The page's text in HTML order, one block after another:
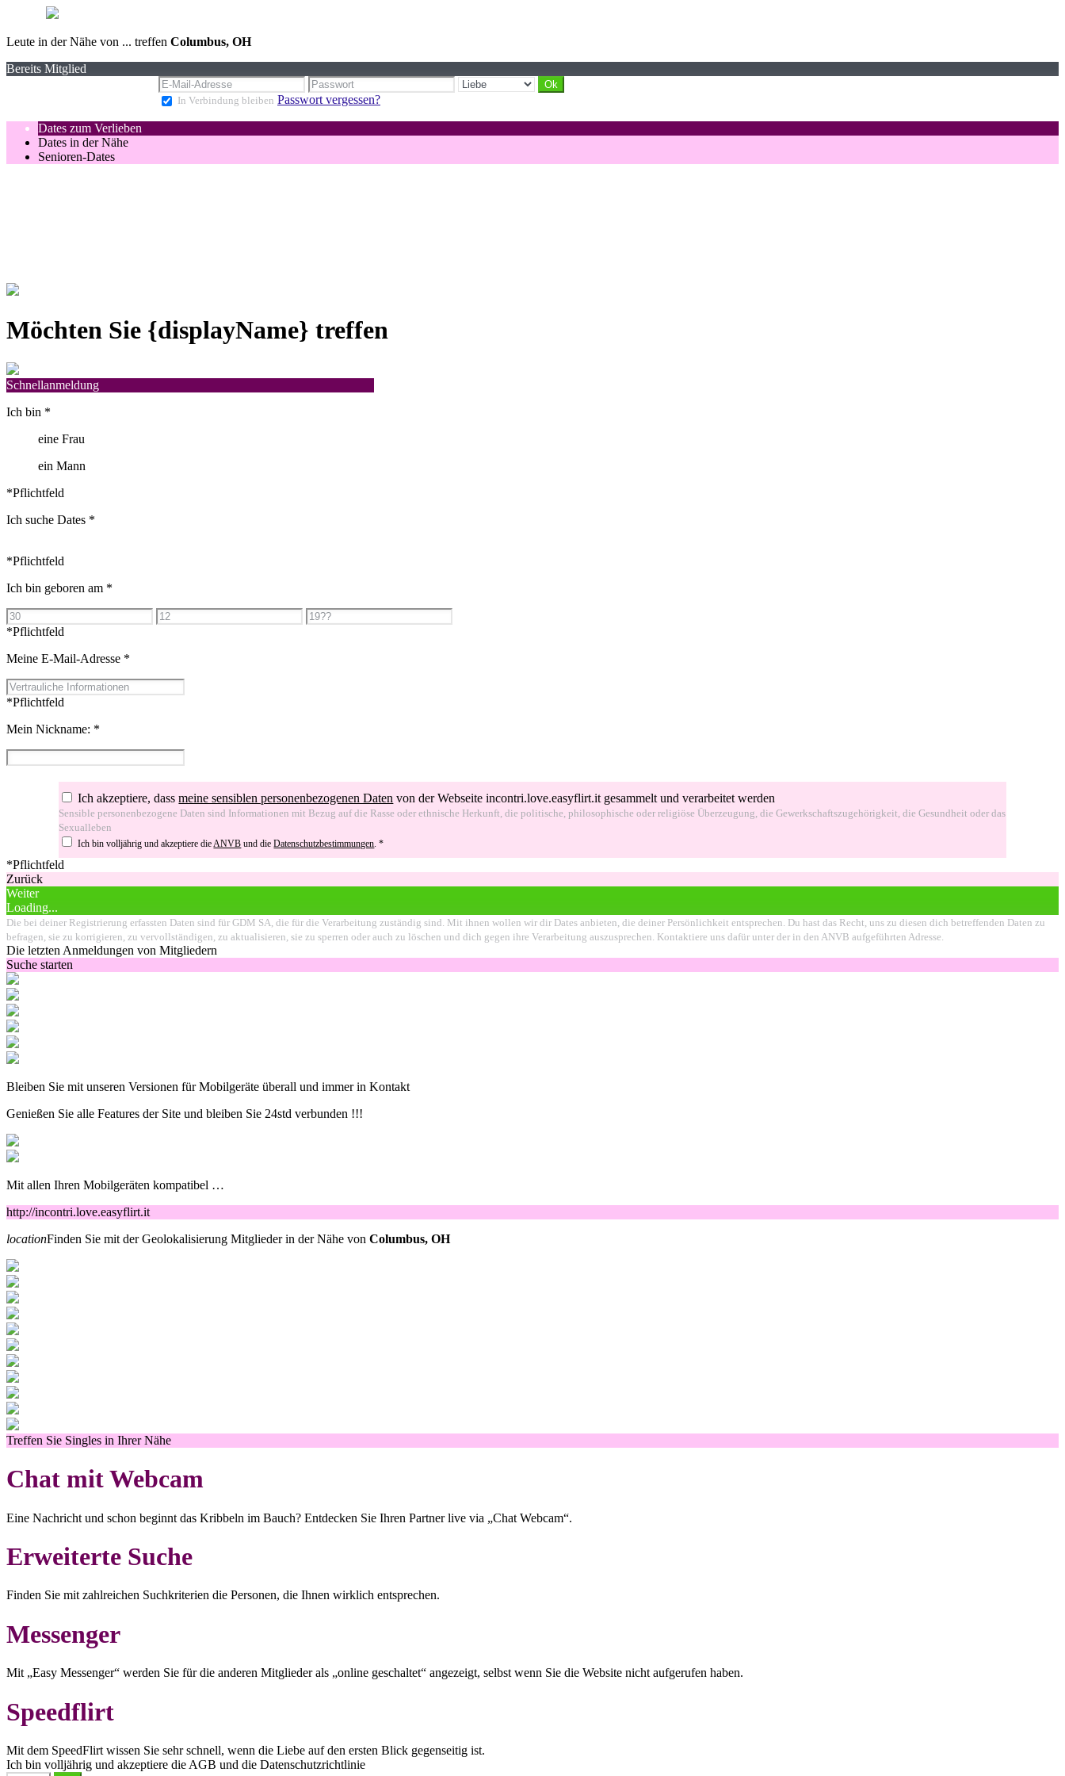
Leute in der Nähe von ... treffen Columbus, OH
Bereits Mitglied
In Verbindung bleiben Passwort vergessen?
Dates zum Verlieben
Dates in der Nähe
Senioren-Dates
Möchten Sie {displayName} treffen
Schnellanmeldung
Ich bin *
eine Frau
ein Mann
*Pflichtfeld
Ich suche Dates *
*Pflichtfeld
Ich bin geboren am *
*Pflichtfeld
Meine E-Mail-Adresse *
*Pflichtfeld
Mein Nickname: *
Ich akzeptiere, dassmeine sensiblen personenbezogenen Daten von der Webseite incontri.love.easyflirt.it gesammelt und verarbeitet werden
Sensible personenbezogene Daten sind Informationen mit Bezug auf die Rasse oder ethnische Herkunft, die politische, philosophische oder religiöse Überzeugung, die Gewerkschaftszugehörigkeit, die Gesundheit oder das
Sexualleben
Ich bin volljährig und akzeptiere die ANVB und dieDatenschutzbestimmungen .*
*Pflichtfeld
Zurück
Weiter
Loading...
Die bei deiner Registrierung erfassten Daten sind für GDM SA, die für die Verarbeitung zuständig sind. Mit ihnen wollen wir dir Dates anbieten, die deiner Persönlichkeit entsprechen. Du hast das Recht, uns zu diesen dich betreffenden Daten zu
befragen, sie zu korrigieren, zu vervollständigen, zu aktualisieren, sie zu sperren oder auch zu löschen und dich gegen ihre Verarbeitung auszusprechen. Kontaktiere uns dafür unter der in den ANVB aufgeführten Adresse.
Die letzten Anmeldungen von Mitgliedern
Suche starten
Bleiben Sie mit unseren Versionen für Mobilgeräte überall und immer in Kontakt
Genießen Sie alle Features der Site und bleiben Sie 24std verbunden !!!
Mit allen Ihren Mobilgeräten kompatibel …
http://incontri.love.easyflirt.it
locationFinden Sie mit der Geolokalisierung Mitglieder in der Nähe von Columbus, OH
Treffen Sie Singles in Ihrer Nähe
Chat mit Webcam
Eine Nachricht und schon beginnt das Kribbeln im Bauch? Entdecken Sie Ihren Partner live via „Chat Webcam“.
Erweiterte Suche
Finden Sie mit zahlreichen Suchkriterien die Personen, die Ihnen wirklich entsprechen.
Messenger
Mit „Easy Messenger“ werden Sie für die anderen Mitglieder als „online geschaltet“ angezeigt, selbst wenn Sie die Website nicht aufgerufen haben.
Speedflirt
Mit dem SpeedFlirt wissen Sie sehr schnell, wenn die Liebe auf den ersten Blick gegenseitig ist.
Ich bin volljährig und akzeptiere die AGB und die Datenschutzrichtlinie